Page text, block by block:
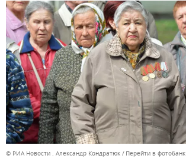
© РИА Новости . Александр Кондратюк Перейти в фотобанк